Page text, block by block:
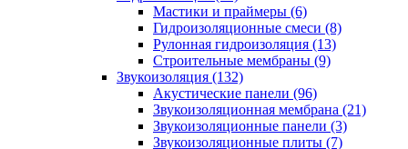
Мастики и праймеры (6)
Гидроизоляционные смеси (8)
Рулонная гидроизоляция (13)
Строительные мембраны (9)
Звукоизоляция (132)
Акустические панели (96)
Звукоизоляционная мембрана (21)
Звукоизоляционные панели (3)
Звукоизоляционные плиты (7)